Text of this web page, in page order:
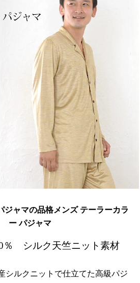
ジャマの品格メンズ テーラーカラ
ー パジャマ
％ シルク天竺ニット素材
シルクニットで仕立てた高級パジ